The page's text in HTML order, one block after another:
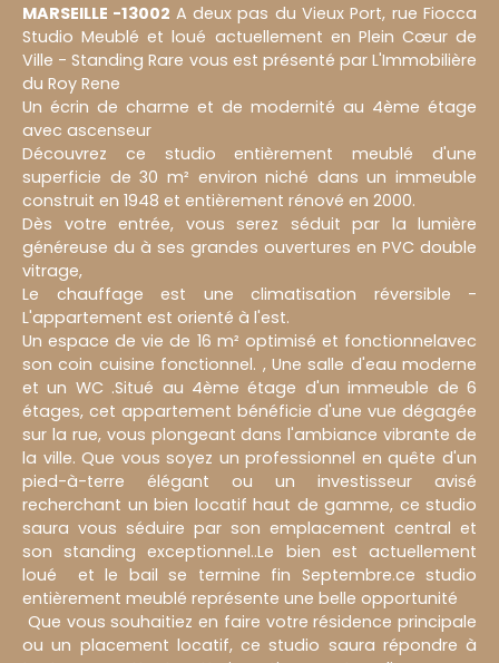
MARSEILLE -13002 A deux pas du Vieux Port, rue Fiocca
Studio Meublé et loué actuellement en Plein Cœur de
Ville - Standing Rare vous est présenté par L'Immobilière
du Roy Rene
Un écrin de charme et de modernité au 4ème étage
avec ascenseur
Découvrez ce studio entièrement meublé d'une
superficie de 30 m² environ niché dans un immeuble
construit en 1948 et entièrement rénové en 2000.
Dès votre entrée, vous serez séduit par la lumière
généreuse du à ses grandes ouvertures en PVC double
vitrage,
Le chauffage est une climatisation réversible -
L'appartement est orienté à l'est.
Un espace de vie de 16 m² optimisé et fonctionnelavec
son coin cuisine fonctionnel. , Une salle d'eau moderne
et un WC .Situé au 4ème étage d'un immeuble de 6
étages, cet appartement bénéficie d'une vue dégagée
sur la rue, vous plongeant dans l'ambiance vibrante de
la ville. Que vous soyez un professionnel en quête d'un
pied-à-terre élégant ou un investisseur avisé
recherchant un bien locatif haut de gamme, ce studio
saura vous séduire par son emplacement central et
son standing exceptionnel..Le bien est actuellement
loué et le bail se termine fin Septembre.ce studio
entièrement meublé représente une belle opportunité
Que vous souhaitiez en faire votre résidence principale
ou un placement locatif, ce studio saura répondre à